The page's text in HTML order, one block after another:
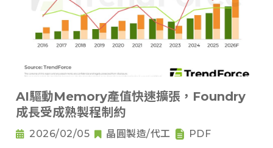
AI驅動Memory產值快速擴張，Foundry
成長受成熟製程制約
2026/02/05 晶圓製造/代工 PDF